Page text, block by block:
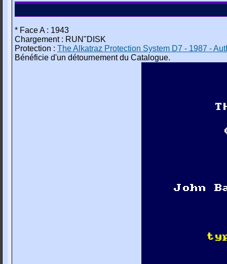
* Face A : 1943
Chargement : RUN"DISK
Protection : The Alkatraz Protection System D7 - 1987 -
Bénéficie d'un détournement du Catalogue.